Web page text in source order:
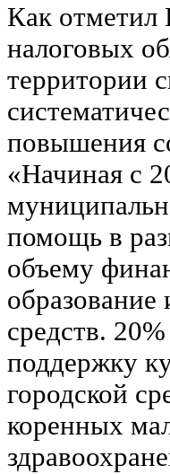
Как
налоговых
территории
повышения
«Начиная с
помощь в
объему
средств.
поддержку
городской
коренных